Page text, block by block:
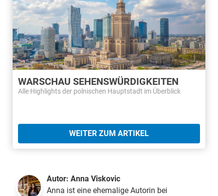
WARSCHAU SEHENSWÜRDIGKEITEN
Alle Highlights der polnischen Hauptstadt im Überblick
WEITER ZUM ARTIKEL
Autor: Anna Viskovic
Anna ist eine ehemalige Autorin bei